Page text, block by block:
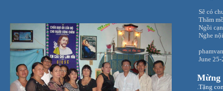
Sẽ có
Thăm
Ngồi
Nghe
June
Mừng
.Tặng